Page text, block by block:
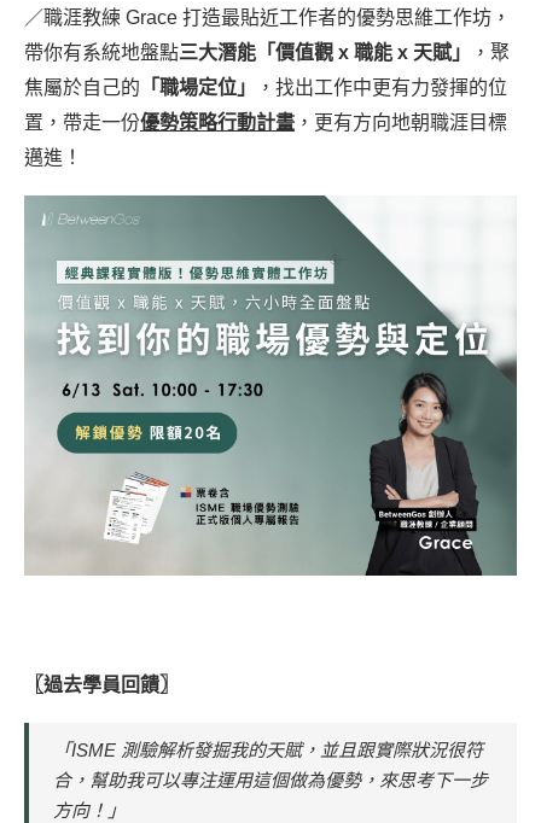
／職涯教練 Grace 打造最貼近工作者的優勢思維工作坊，
帶你有系統地盤點三大潛能「價值觀 x 職能 x 天賦」
，聚
焦屬於自己的 「職場定位」
，找出工作中更有力發揮的位
置，帶走一份優勢策略行動計畫 ，更有方向地朝職涯目標
邁進！
〖過去學員回饋〗
「ISME 測驗解析發掘我的天賦，並且跟實際狀況很符
合，幫助我可以專注運用這個做為優勢，來思考下一步
方向！」